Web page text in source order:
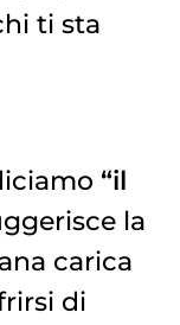
ti sta
“il
la
carica
di